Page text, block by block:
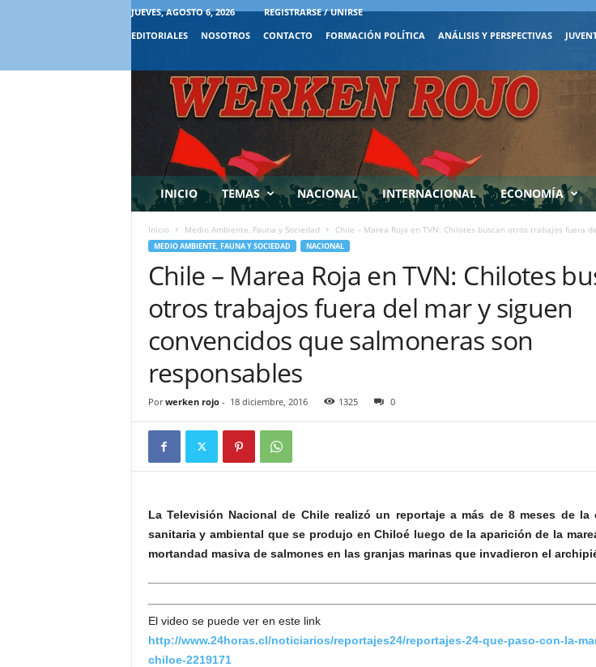
JUEVES, AGOSTO 6, 2026
REGISTRARSE / UNIRSE
EDITORIALES
NOSOTROS CONTACTO FORMACIÓN POLÍTICA ANÁLISIS Y PERSPECTIVAS
INICIO TEMAS NACIONAL INTERNACIONAL ECONOMÍA
Inicio Medio Ambiente, Fauna y Sociedad Chile – Marea Roja en TVN: Chilotes buscan otros trabajos fuera
MEDIO AMBIENTE, FAUNA Y SOCIEDAD NACIONAL
Chile – Marea Roja en TVN: Chilotes
otros trabajos fuera del mar y siguen
convencidos que salmoneras son
responsables
Por werken rojo- 18 diciembre, 2016 1325 0
La Televisión Nacional de Chile realizó un reportaje a más de 8 meses de la
sanitaria y ambiental que se produjo en Chiloé luego de la aparición de la
mortandad masiva de salmones en las granjas marinas que invadieron el
El video se puede ver en este link
http://www.24horas.cl/noticiarios/reportajes24/reportajes-24-que-paso-con-la-
chiloe-2219171